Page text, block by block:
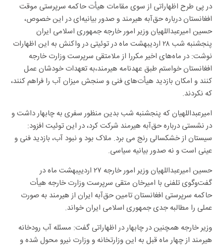
در پی طرح اظهاراتی از سوی مقامات هیأت حاکمه سرپرستی موقت
افغانستان درباره حق‌آبه هیرمند و صدور بیانیه‌ای در این خصوص،
حسین امیرعبداللهیان وزیر امور خارجه جمهوری اسلامی ایران
پنجشنبه شب ۲۸ اردیبهشت ماه در توئیتی در واکنش به این اظهارات
نوشت: در ماه‌های اخیر مکررا از ملامتقی سرپرست وزارت خارجه
افغانستان خواستم طبق عهدنامه هیرمند،به تعهدات خودشان عمل
کنند و امکان بازدید هیأت‌های فنی و سنجش میزان آب را فراهم کنند،
که نکردند.
امیرعبداللهیان که پنجشنبه شب بدین منظور سفری به چابهار داشت و
در نشستی درباره حق‌آبه هیرمند شرکت کرد، در این توئیت افزود:
سیستان از خشکسالی رنج می برد. ملاک بود و‌ نبود آب، بازدید فنی و
عینی است و‌ نه صدور بیانیه سیاسی.
حسین امیرعبداللهیان وزیر امور خارجه ۲۷ اردییبهشت ماه در
گفت‌وگوی تلفنی با امیرخان متقی سرپرست وزارت خارجه هیأت
حاکمه سرپرستی افغانستان تامین حق‌آبه ایران از هیرمند به صورت
عملی را مطالبه جدی جمهوری اسلامی ایران خواند.
وزیر خارجه همچنین در چابهار در اظهاراتی گفت: مسئله آب رودخانه
هیرمند از چهار ماه قبل به این وزارتخانه و وزارت نیرو محول شده و